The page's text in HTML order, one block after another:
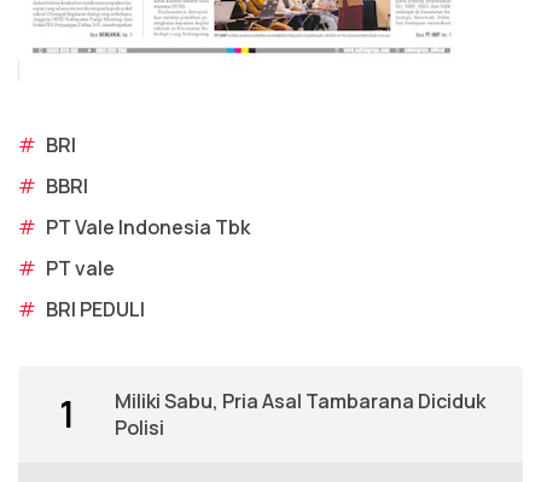
# BRI
# BBRI
# PT Vale Indonesia Tbk
# PT vale
# BRI PEDULI
1
Miliki Sabu, Pria Asal Tambarana Diciduk
Polisi